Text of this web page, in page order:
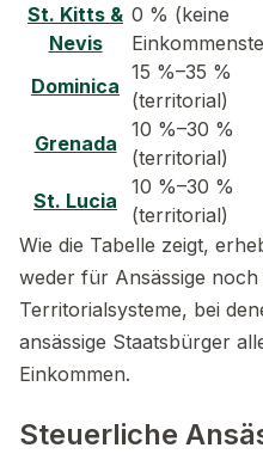
St. Kitts &
Nevis
0 % (keine
Dominica
15 %–35 %
(territorial)
Grenada
10 %–30 %
(territorial)
St. Lucia
10 %–30 %
(territorial)
Wie die Tabelle zeigt,
weder für Ansässige
Territorialsysteme, bei
ansässige Staatsbürger
Einkommen.
Steuerliche